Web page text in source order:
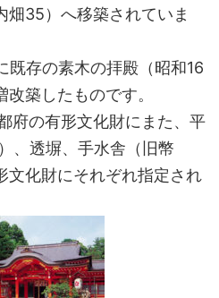
畑35）へ移築されていま
既存の素木の拝殿（昭和16
築したものです。
府の有形文化財にまた、平
、透塀、手水舎（旧幣
文化財にそれぞれ指定され